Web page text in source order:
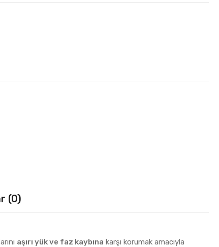
(0)
aşırı yük ve faz kaybına karşı korumak amacıyla